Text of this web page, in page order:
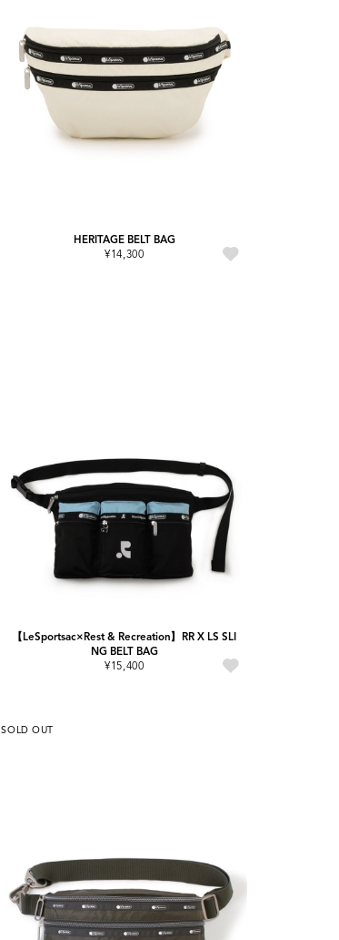
HERITAGE BELT BAG
¥14,300
【LeSportsac×Rest & Recreation】RR X LS SLI
NG BELT BAG
¥15,400
SOLD OUT